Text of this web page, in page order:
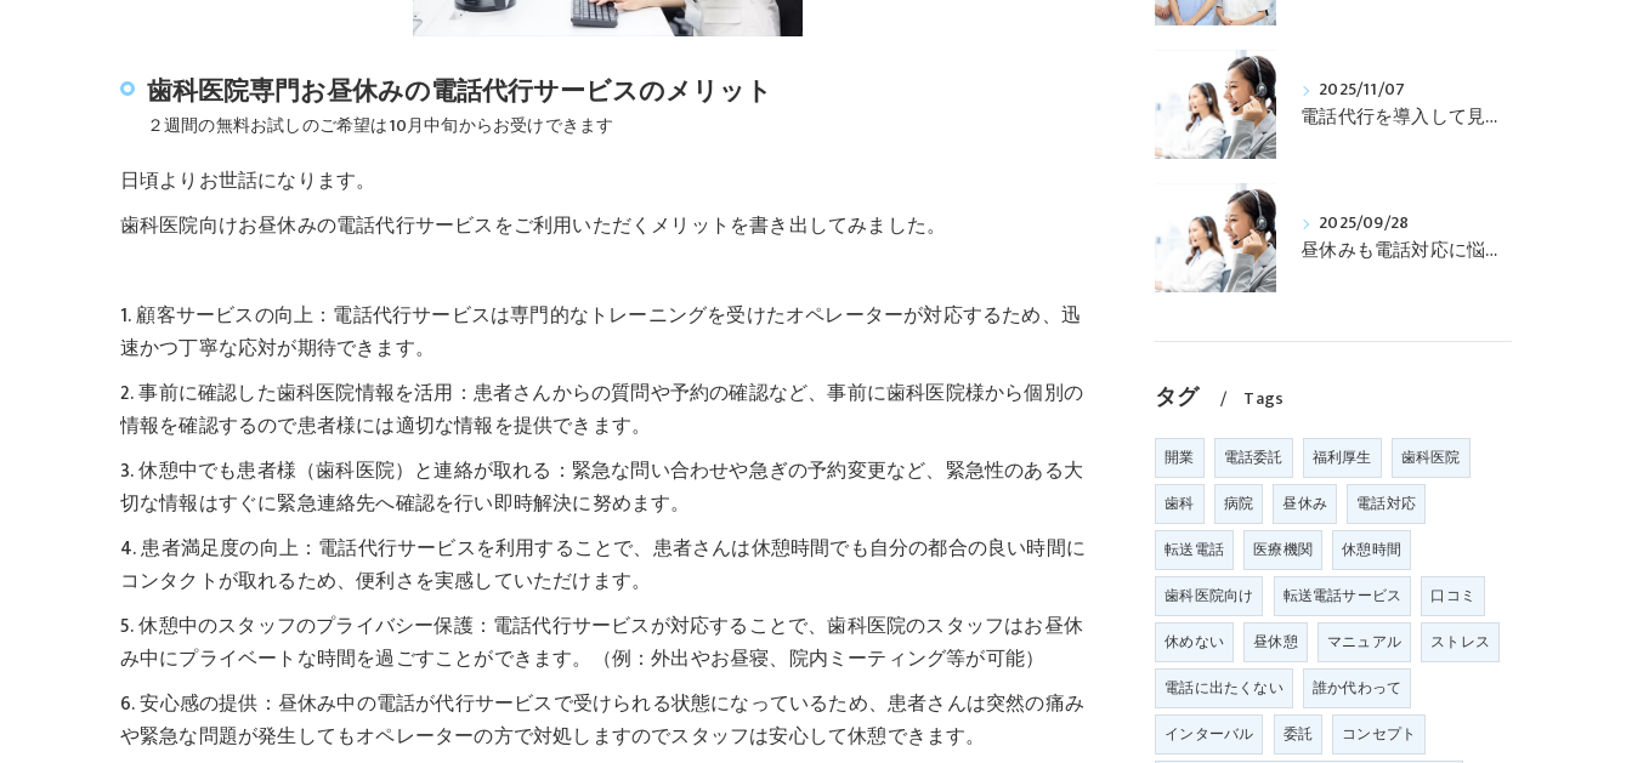
歯科医院専門お昼休みの電話代行サービスのメリット
２週間の無料お試しのご希望は10月中旬からお受けできます
日頃よりお世話になります。
歯科医院向けお昼休みの電話代行サービスをご利用いただくメリットを書き出してみました。
1. 顧客サービスの向上：電話代行サービスは専門的なトレーニングを受けたオペレーターが対応するため、迅
速かつ丁寧な応対が期待できます。
2. 事前に確認した歯科医院情報を活用：患者さんからの質問や予約の確認など、事前に歯科医院様から個別の
情報を確認するので患者様には適切な情報を提供できます。
3. 休憩中でも患者様（歯科医院）と連絡が取れる：緊急な問い合わせや急ぎの予約変更など、緊急性のある大
切な情報はすぐに緊急連絡先へ確認を行い即時解決に努めます。
4. 患者満足度の向上：電話代行サービスを利用することで、患者さんは休憩時間でも自分の都合の良い時間に
コンタクトが取れるため、便利さを実感していただけます。
5. 休憩中のスタッフのプライバシー保護：電話代行サービスが対応することで、歯科医院のスタッフはお昼休
み中にプライベートな時間を過ごすことができます。（例：外出やお昼寝、院内ミーティング等が可能）
6. 安心感の提供：昼休み中の電話が代行サービスで受けられる状態になっているため、患者さんは突然の痛み
や緊急な問題が発生してもオペレーターの方で対処しますのでスタッフは安心して休憩できます。
2025/11/07
電話代行を導入して見えた「働き方改革」の第一歩
2025/09/28
昼休みも電話対応に悩まない！歯科医院スタッフを守る「電話代行サービス」
タグ Tags
開業 電話委託 福利厚生
歯科医院
歯科
病院 昼休み
電話対応
転送電話
医療機関
休憩時間
歯科医院向け
転送電話サービス
口コミ
休めない
昼休憩 マニュアル
ストレス
電話に出たくない
誰か代わって
インターバル
委託
コンセプト